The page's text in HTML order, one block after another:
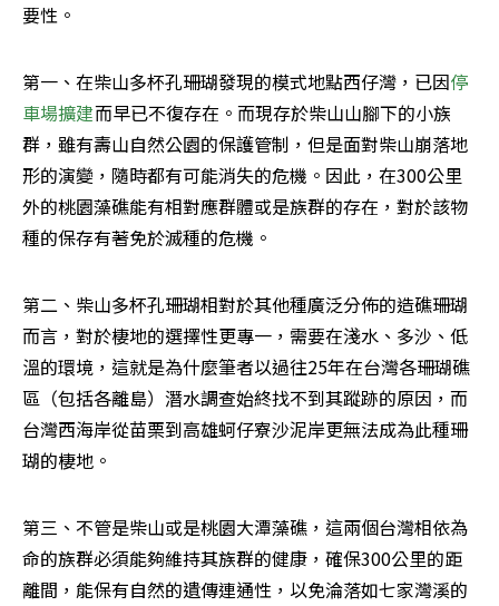
要性。
第一、在柴山多杯孔珊瑚發現的模式地點西仔灣，已因停
車場擴建而早已不復存在。而現存於柴山山腳下的小族
群，雖有壽山自然公園的保護管制，但是面對柴山崩落地
形的演變，隨時都有可能消失的危機。因此，在300公里
外的桃園藻礁能有相對應群體或是族群的存在，對於該物
種的保存有著免於滅種的危機。
第二、柴山多杯孔珊瑚相對於其他種廣泛分佈的造礁珊瑚
而言，對於棲地的選擇性更專一，需要在淺水、多沙、低
溫的環境，這就是為什麼筆者以過往25年在台灣各珊瑚礁
區（包括各離島）潛水調查始終找不到其蹤跡的原因，而
台灣西海岸從苗栗到高雄蚵仔寮沙泥岸更無法成為此種珊
瑚的棲地。
第三、不管是柴山或是桃園大潭藻礁，這兩個台灣相依為
命的族群必須能夠維持其族群的健康，確保300公里的距
離間，能保有自然的遺傳連通性，以免淪落如七家灣溪的